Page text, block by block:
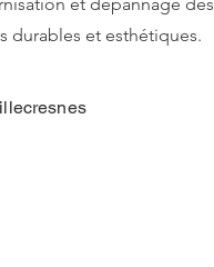
durables et esthétiques.